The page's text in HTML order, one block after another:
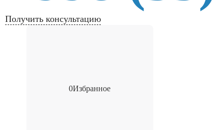
Получить консультацию
0Избранное